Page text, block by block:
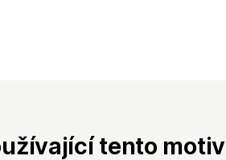
tento motiv